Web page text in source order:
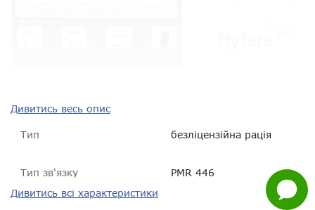
Задати
питання
Дивитись весь опис
Тип безліцензійна рація
Тип зв'язку PMR 446
Діапазон частот
Дивитись всі характеристики